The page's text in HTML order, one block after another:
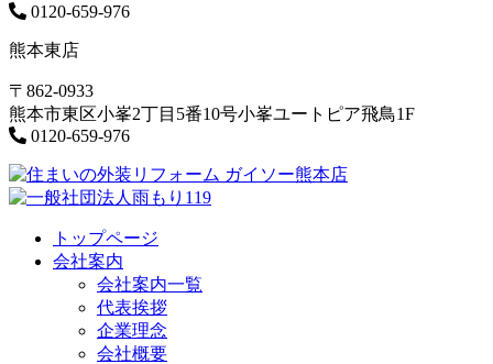
0120-659-976
熊本東店
〒862-0933
熊本市東区小峯2丁目5番10号小峯ユートピア飛鳥1F
0120-659-976
トップページ
会社案内
会社案内一覧
代表挨拶
企業理念
会社概要